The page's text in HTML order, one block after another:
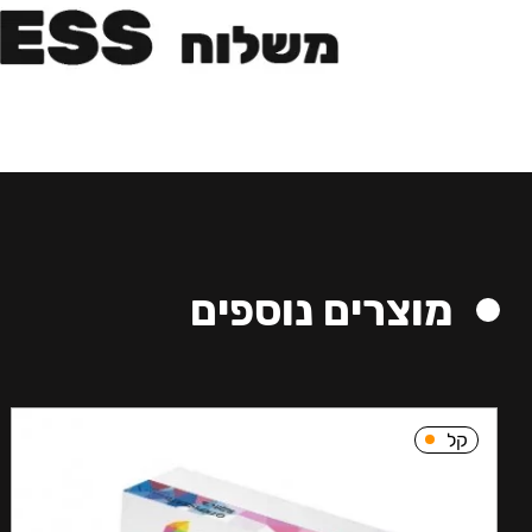
מוצרים נוספים
קל